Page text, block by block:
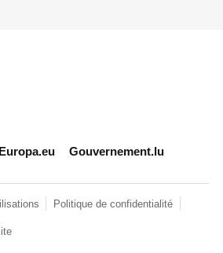
data.public.lu
Gouvernement.lu
Politique de confidentialité